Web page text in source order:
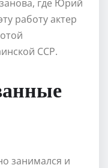
где Юрий
работу актер
ССР.
занимался и